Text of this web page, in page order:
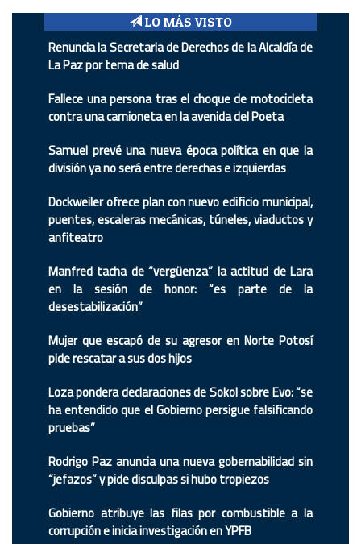
LO MÁS VISTO
Renuncia la Secretaria de Derechos de la Alcaldía de
La Paz por tema de salud
Fallece una persona tras el choque de motocicleta
contra una camioneta en la avenida del Poeta
Samuel prevé una nueva época política en que la
división ya no será entre derechas e izquierdas
Dockweiler ofrece plan con nuevo edificio municipal,
puentes, escaleras mecánicas, túneles, viaductos y
anfiteatro
Manfred tacha de “vergüenza” la actitud de Lara
en la sesión de honor: “es parte de la
desestabilización”
Mujer que escapó de su agresor en Norte Potosí
pide rescatar a sus dos hijos
Loza pondera declaraciones de Sokol sobre Evo: “se
ha entendido que el Gobierno persigue falsificando
pruebas”
Rodrigo Paz anuncia una nueva gobernabilidad sin
“jefazos” y pide disculpas si hubo tropiezos
Gobierno atribuye las filas por combustible a la
corrupción e inicia investigación en YPFB